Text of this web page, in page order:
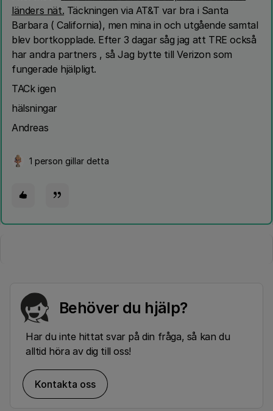
länders nät. Täckningen via AT&T var bra i Santa
Barbara ( California), men mina in och utgående samtal
blev bortkopplade. Efter 3 dagar såg jag att TRE också
har andra partners , så Jag bytte till Verizon som
fungerade hjälpligt.
TACk igen
hälsningar
Andreas
1 person gillar detta
Behöver du hjälp?
Har du inte hittat svar på din fråga, så kan du
alltid höra av dig till oss!
Kontakta oss